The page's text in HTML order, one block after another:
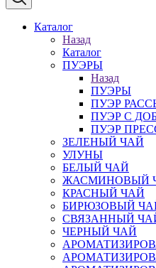
Каталог
Назад
Каталог
ПУЭРЫ
Назад
ПУЭРЫ
ПУЭР
ПУЭР С
ПУЭР
ЗЕЛЕНЫЙ ЧАЙ
УЛУНЫ
БЕЛЫЙ ЧАЙ
ЖАСМИНОВЫЙ
КРАСНЫЙ ЧАЙ
БИРЮЗОВЫЙ
СВЯЗАННЫЙ
ЧЕРНЫЙ ЧАЙ